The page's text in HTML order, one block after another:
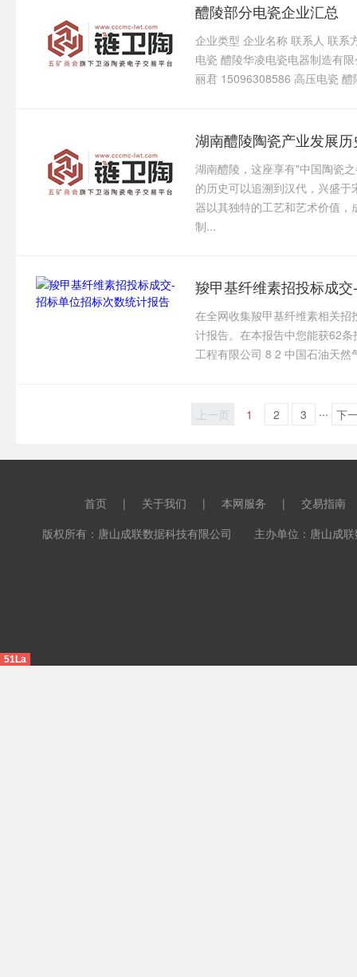
醴陵部分电瓷企业汇总
企业类型 企业名称 联系人 联系
电瓷 醴陵华凌电瓷电器制造有
丽君 15096308586 高压电瓷
湖南醴陵陶瓷产业发展
湖南醴陵，这座享有"中国陶瓷
的历史可以追溯到汉代，兴盛
器以其独特的工艺和艺术价值
制...
羧甲基纤维素招投标成
在全网收集羧甲基纤维素相关
计报告。在本报告中您能获62
工程有限公司 8 2 中国石油天
上一页 1 2 3 ... 下
首页 | 关于我们 | 本网服务 |
交易指南
版权所有：唐山成联数据科技有限公司 主办单位：唐山成
51La